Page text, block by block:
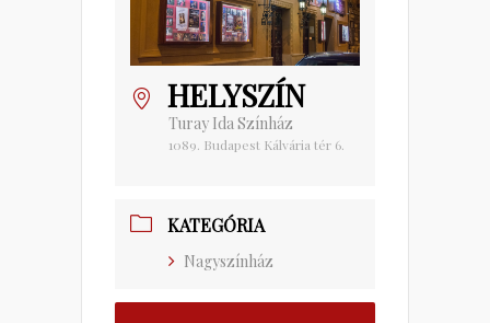
HELYSZÍN
Turay Ida Színház
1089. Budapest Kálvária tér 6.
KATEGÓRIA
Nagyszínház